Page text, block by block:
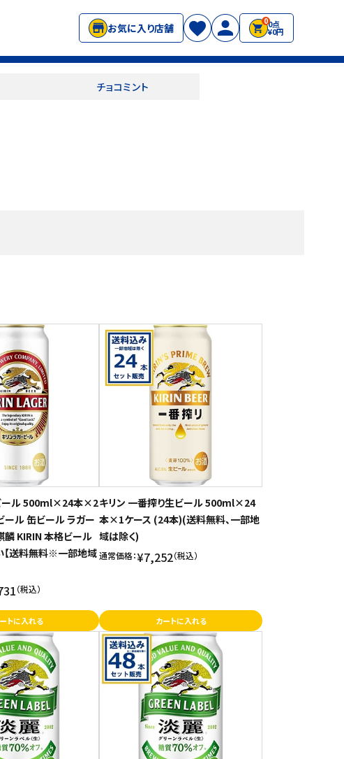
お気に入り店舗
00点
¥0円
チョコミント
ール 500ml×24本×2
ール 缶ビール ラガー
麟 KIRIN 本格ビール
【送料無料※一部地域
（税込）
トに入れる
キリン 一番搾り生ビール 500ml×24
本×1ケース (24本)(送料無料、一部地
域は除く)
通常価格：¥7,252（税込）
カートに入れる